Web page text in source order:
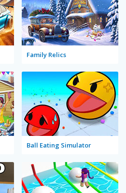
Family Relics
Ball Eating Simulator